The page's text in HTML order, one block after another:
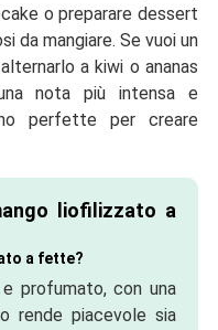
o preparare dessert
da mangiare. Se vuoi un
a kiwi o ananas
nota più intensa e
perfette per creare
liofilizzato a
a fette?
profumato, con una
rende piacevole sia